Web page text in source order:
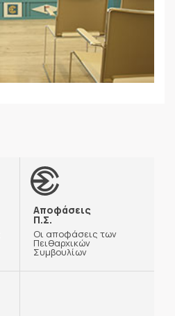
Αποφάσεις
Π.Σ.
Οι αποφάσεις των
Πειθαρχικών
Συμβουλίων